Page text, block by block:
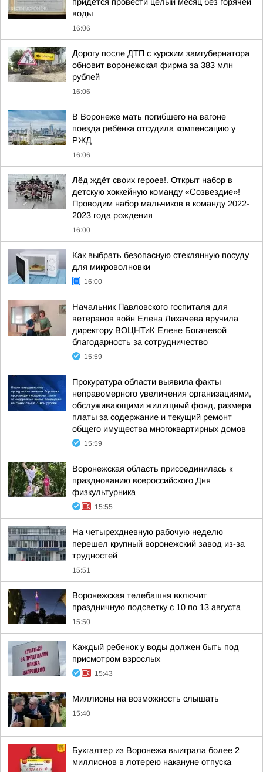
воды
16:06
Дорогу после ДТП с курским замгубернатора
обновит воронежская фирма за 383 млн
рублей
16:06
В Воронеже мать погибшего на вагоне
поезда ребёнка отсудила компенсацию у
РЖД
16:06
Лёд ждёт своих героев!. Открыт набор в
детскую хоккейную команду «Созвездие»!
Проводим набор мальчиков в команду 2022-
2023 года рождения
16:00
Как выбрать безопасную стеклянную посуду
для микроволновки
16:00
Начальник Павловского госпиталя для
ветеранов войн Елена Лихачева вручила
директору ВОЦНТиК Елене Богачевой
благодарность за сотрудничество
15:59
Прокуратура области выявила факты
неправомерного увеличения организациями,
обслуживающими жилищный фонд, размера
платы за содержание и текущий ремонт
общего имущества многоквартирных домов
15:59
Воронежская область присоединилась к
празднованию всероссийского Дня
физкультурника
15:55
На четырехдневную рабочую неделю
перешел крупный воронежский завод из-за
трудностей
15:51
Воронежская телебашня включит
праздничную подсветку с 10 по 13 августа
15:50
Каждый ребенок у воды должен быть под
присмотром взрослых
15:43
Миллионы на возможность слышать
15:40
Бухгалтер из Воронежа выиграла более 2
миллионов в лотерею накануне отпуска